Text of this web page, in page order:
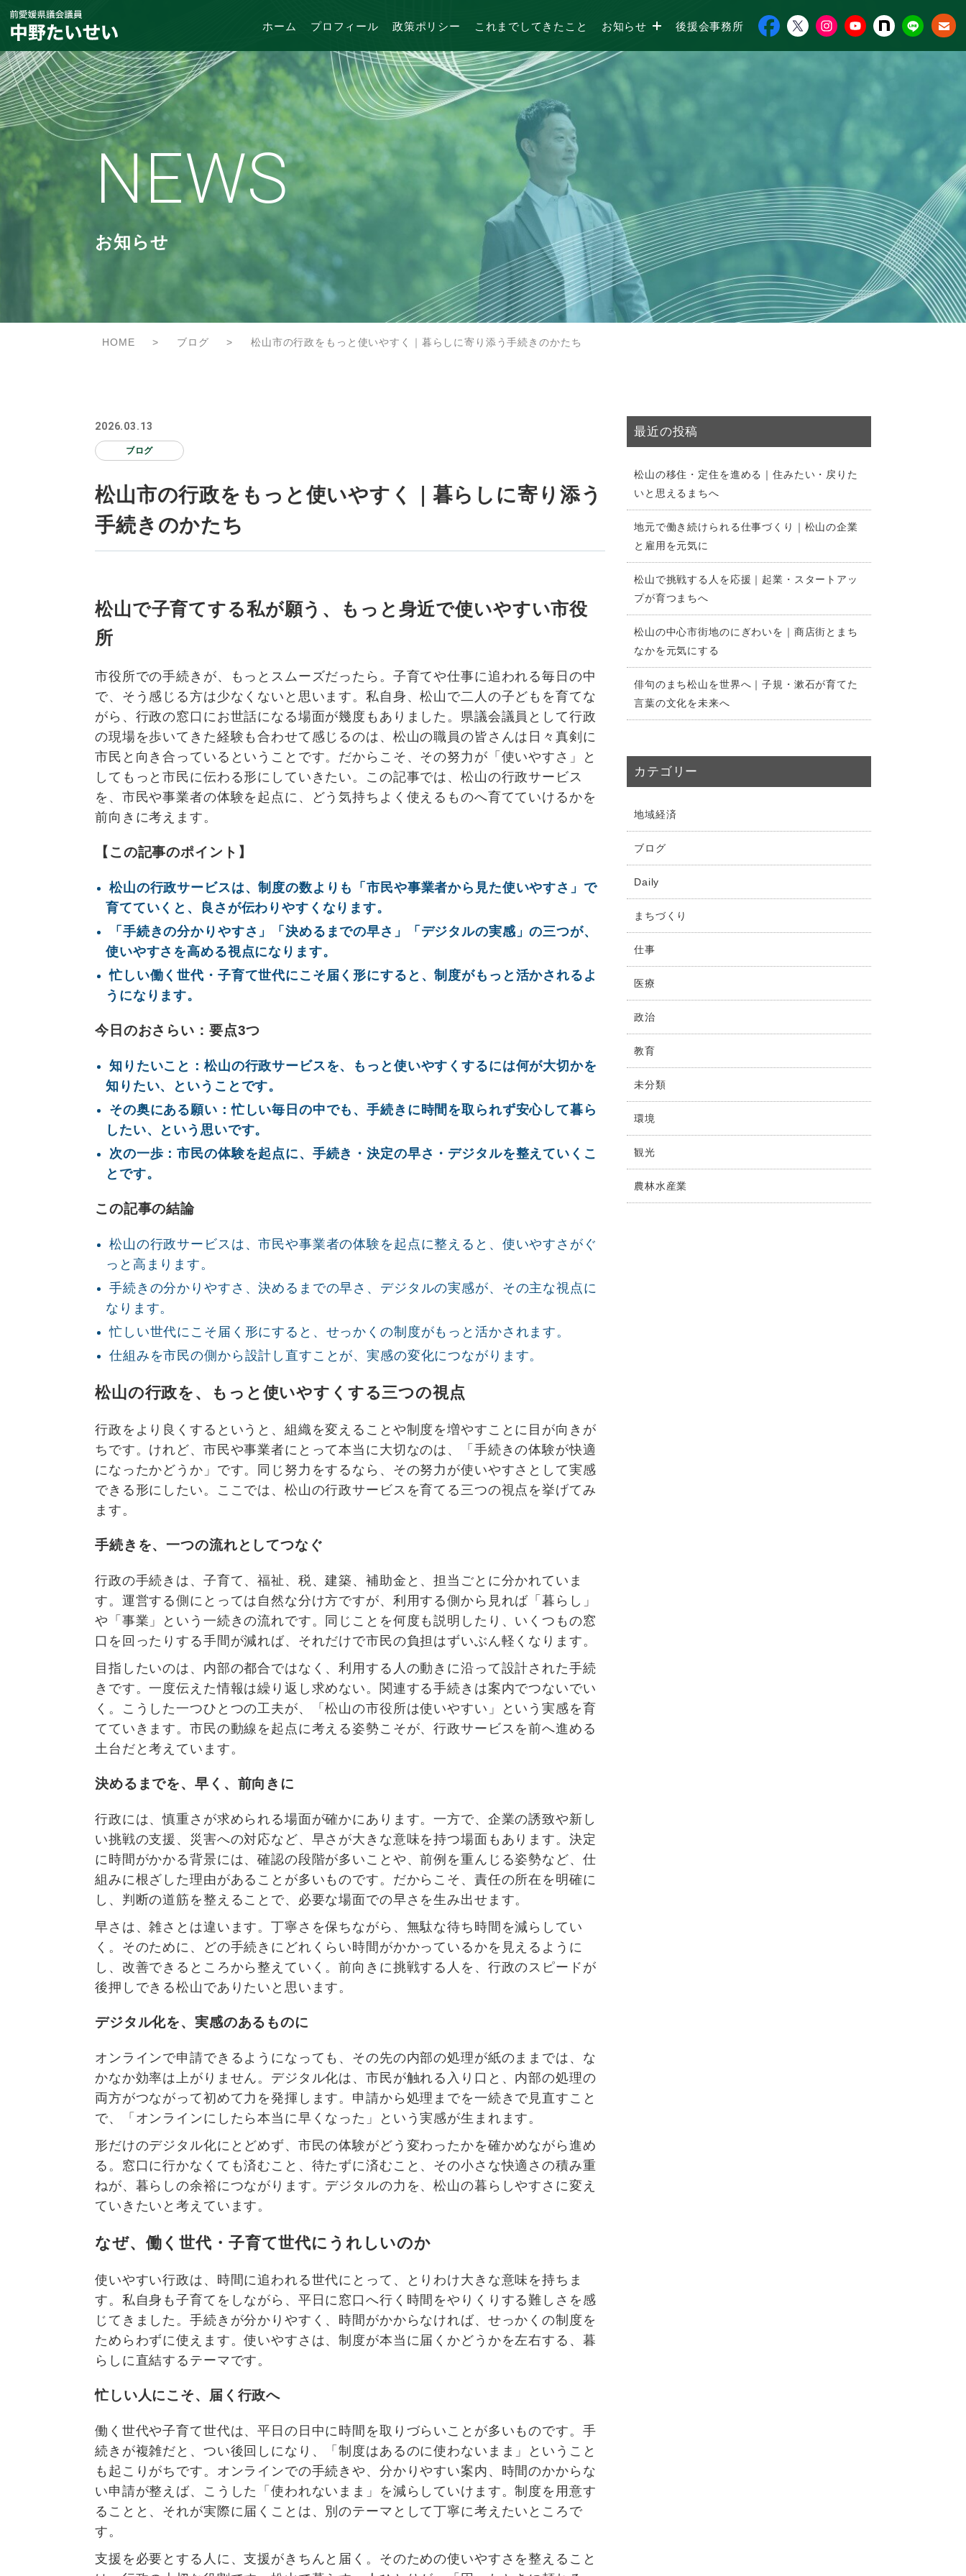
ホーム プロフィール 政策ポリシー これまでしてきたこと お知らせ 後援会事務所
NEWS
お知らせ
HOME > ブログ > 松山市の行政をもっと使いやすく｜暮らしに寄り添う手続きのかたち
2026.03.13
ブログ
松山市の行政をもっと使いやすく｜暮らしに寄り添う
手続きのかたち
松山で子育てする私が願う、もっと身近で使いやすい市役
所
市役所での手続きが、もっとスムーズだったら。子育てや仕事に追われる毎日の中
で、そう感じる方は少なくないと思います。私自身、松山で二人の子どもを育てな
がら、行政の窓口にお世話になる場面が幾度もありました。県議会議員として行政
の現場を歩いてきた経験も合わせて感じるのは、松山の職員の皆さんは日々真剣に
市民と向き合っているということです。だからこそ、その努力が「使いやすさ」と
してもっと市民に伝わる形にしていきたい。この記事では、松山の行政サービス
を、市民や事業者の体験を起点に、どう気持ちよく使えるものへ育てていけるかを
前向きに考えます。
【この記事のポイント】
松山の行政サービスは、制度の数よりも「市民や事業者から見た使いやすさ」で
育てていくと、良さが伝わりやすくなります。
「手続きの分かりやすさ」「決めるまでの早さ」「デジタルの実感」の三つが、
使いやすさを高める視点になります。
忙しい働く世代・子育て世代にこそ届く形にすると、制度がもっと活かされるよ
うになります。
今日のおさらい：要点3つ
知りたいこと：松山の行政サービスを、もっと使いやすくするには何が大切かを
知りたい、ということです。
その奥にある願い：忙しい毎日の中でも、手続きに時間を取られず安心して暮ら
したい、という思いです。
次の一歩：市民の体験を起点に、手続き・決定の早さ・デジタルを整えていくこ
とです。
この記事の結論
松山の行政サービスは、市民や事業者の体験を起点に整えると、使いやすさがぐ
っと高まります。
手続きの分かりやすさ、決めるまでの早さ、デジタルの実感が、その主な視点に
なります。
忙しい世代にこそ届く形にすると、せっかくの制度がもっと活かされます。
仕組みを市民の側から設計し直すことが、実感の変化につながります。
松山の行政を、もっと使いやすくする三つの視点
行政をより良くするというと、組織を変えることや制度を増やすことに目が向きが
ちです。けれど、市民や事業者にとって本当に大切なのは、「手続きの体験が快適
になったかどうか」です。同じ努力をするなら、その努力が使いやすさとして実感
できる形にしたい。ここでは、松山の行政サービスを育てる三つの視点を挙げてみ
ます。
手続きを、一つの流れとしてつなぐ
行政の手続きは、子育て、福祉、税、建築、補助金と、担当ごとに分かれていま
す。運営する側にとっては自然な分け方ですが、利用する側から見れば「暮らし」
や「事業」という一続きの流れです。同じことを何度も説明したり、いくつもの窓
口を回ったりする手間が減れば、それだけで市民の負担はずいぶん軽くなります。
目指したいのは、内部の都合ではなく、利用する人の動きに沿って設計された手続
きです。一度伝えた情報は繰り返し求めない。関連する手続きは案内でつないでい
く。こうした一つひとつの工夫が、「松山の市役所は使いやすい」という実感を育
てていきます。市民の動線を起点に考える姿勢こそが、行政サービスを前へ進める
土台だと考えています。
決めるまでを、早く、前向きに
行政には、慎重さが求められる場面が確かにあります。一方で、企業の誘致や新し
い挑戦の支援、災害への対応など、早さが大きな意味を持つ場面もあります。決定
に時間がかかる背景には、確認の段階が多いことや、前例を重んじる姿勢など、仕
組みに根ざした理由があることが多いものです。だからこそ、責任の所在を明確に
し、判断の道筋を整えることで、必要な場面での早さを生み出せます。
早さは、雑さとは違います。丁寧さを保ちながら、無駄な待ち時間を減らしてい
く。そのために、どの手続きにどれくらい時間がかかっているかを見えるように
し、改善できるところから整えていく。前向きに挑戦する人を、行政のスピードが
後押しできる松山でありたいと思います。
デジタル化を、実感のあるものに
オンラインで申請できるようになっても、その先の内部の処理が紙のままでは、な
かなか効率は上がりません。デジタル化は、市民が触れる入り口と、内部の処理の
両方がつながって初めて力を発揮します。申請から処理までを一続きで見直すこと
で、「オンラインにしたら本当に早くなった」という実感が生まれます。
形だけのデジタル化にとどめず、市民の体験がどう変わったかを確かめながら進め
る。窓口に行かなくても済むこと、待たずに済むこと、その小さな快適さの積み重
ねが、暮らしの余裕につながります。デジタルの力を、松山の暮らしやすさに変え
ていきたいと考えています。
なぜ、働く世代・子育て世代にうれしいのか
使いやすい行政は、時間に追われる世代にとって、とりわけ大きな意味を持ちま
す。私自身も子育てをしながら、平日に窓口へ行く時間をやりくりする難しさを感
じてきました。手続きが分かりやすく、時間がかからなければ、せっかくの制度を
ためらわずに使えます。使いやすさは、制度が本当に届くかどうかを左右する、暮
らしに直結するテーマです。
忙しい人にこそ、届く行政へ
働く世代や子育て世代は、平日の日中に時間を取りづらいことが多いものです。手
続きが複雑だと、つい後回しになり、「制度はあるのに使わないまま」ということ
も起こりがちです。オンラインでの手続きや、分かりやすい案内、時間のかからな
い申請が整えば、こうした「使われないまま」を減らしていけます。制度を用意す
ることと、それが実際に届くことは、別のテーマとして丁寧に考えたいところで
す。
支援を必要とする人に、支援がきちんと届く。そのための使いやすさを整えること
最近の投稿
松山の移住・定住を進める｜住みたい・戻りた
いと思えるまちへ
地元で働き続けられる仕事づくり｜松山の企業
と雇用を元気に
松山で挑戦する人を応援｜起業・スタートアッ
プが育つまちへ
松山の中心市街地のにぎわいを｜商店街とまち
なかを元気にする
俳句のまち松山を世界へ｜子規・漱石が育てた
言葉の文化を未来へ
カテゴリー
地域経済
ブログ
Daily
まちづくり
仕事
医療
政治
教育
未分類
環境
観光
農林水産業